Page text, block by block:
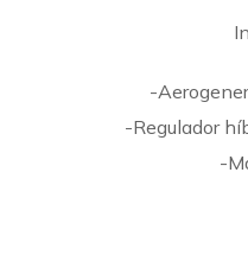
-
-Regulador
-